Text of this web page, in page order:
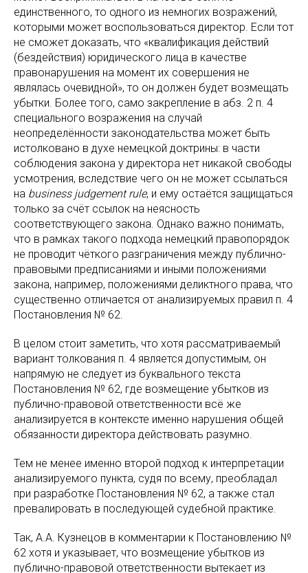
единственного, то одного из немногих возражений,
которыми может воспользоваться директор. Если тот
не сможет доказать, что «квалификация действий
(бездействия) юридического лица в качестве
правонарушения на момент их совершения не
являлась очевидной», то он должен будет возмещать
убытки. Более того, само закрепление в абз. 2 п. 4
специального возражения на случай
неопределённости законодательства может быть
истолковано в духе немецкой доктрины: в части
соблюдения закона у директора нет никакой свободы
усмотрения, вследствие чего он не может ссылаться
на business judgement rule, и ему остаётся защищаться
только за счёт ссылок на неясность
соответствующего закона. Однако важно понимать,
что в рамках такого подхода немецкий правопорядок
не проводит чёткого разграничения между публично-
правовыми предписаниями и иными положениями
закона, например, положениями деликтного права, что
существенно отличается от анализируемых правил п. 4
Постановления № 62.
В целом стоит заметить, что хотя рассматриваемый
вариант толкования п. 4 является допустимым, он
напрямую не следует из буквального текста
Постановления № 62, где возмещение убытков из
публично-правовой ответственности всё же
анализируется в контексте именно нарушения общей
обязанности директора действовать разумно.
Тем не менее именно второй подход к интерпретации
анализируемого пункта, судя по всему, преобладал
при разработке Постановления № 62, а также стал
превалировать в последующей судебной практике.
Так, А.А. Кузнецов в комментарии к Постановлению №
62 хотя и указывает, что возмещение убытков из
публично-правовой ответственности вытекает из